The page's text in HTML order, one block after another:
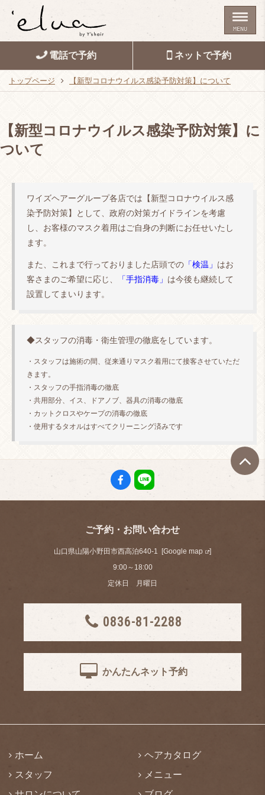
電話で予約 ネットで予約
トップページ 【新型コロナウイルス感染予防対策】について
【新型コロナウイルス感染予防対策】に
ついて
ワイズヘアーグループ各店では【新型コロナウイルス感
染予防対策】として、政府の対策ガイドラインを考慮
し、お客様のマスク着用はご自身の判断にお任せいたし
ます。
また、これまで行っておりました店頭での 「検温」 はお
客さまのご希望に応じ、
「手指消毒」 は今後も継続して
設置してまいります。
◆スタッフの消毒・衛生管理の徹底をしています。
・スタッフは施術の間、従来通りマスク着用にて接客させていただ
きます。
・スタッフの手指消毒の徹底
・共用部分、イス、ドアノブ、器具の消毒の徹底
・カットクロスやケープの消毒の徹底
・使用するタオルはすべてクリーニング済みです
ご予約・お問い合わせ
山口県山陽小野田市西高泊640-1 [Google map
]
9:00～18:00
定休日 月曜日
0836-81-2288
かんたんネット予約
ホーム
ヘアカタログ
スタッフ
メニュー
MENU